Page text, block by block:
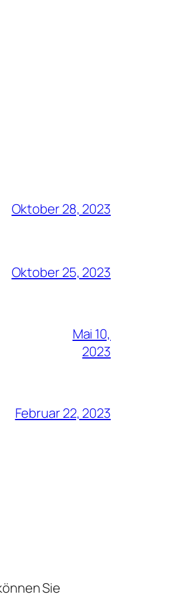
Oktober 28, 2023
Oktober 25, 2023
Mai 10,
2023
Februar 22, 2023
Sie